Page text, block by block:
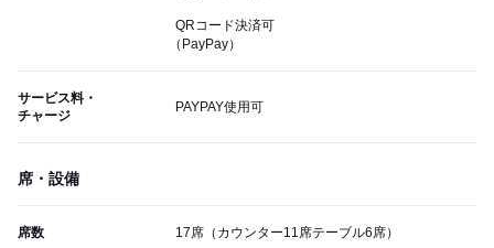
QRコード決済可
（PayPay）
サービス料・
チャージ
PAYPAY使用可
席・設備
席数 17席（カウンター11席テーブル6席）